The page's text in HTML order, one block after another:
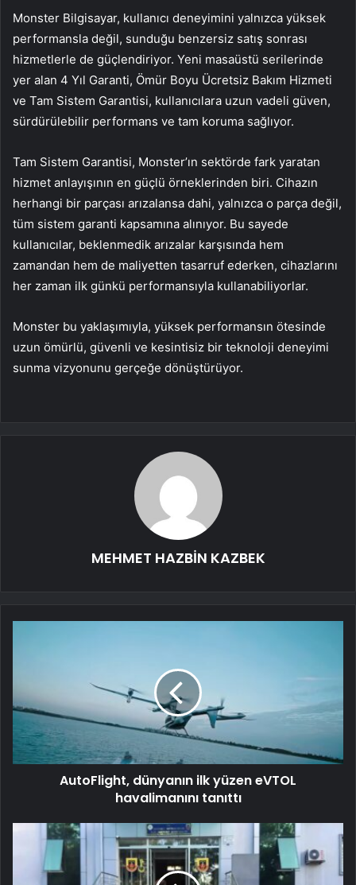
Monster Bilgisayar, kullanıcı deneyimini yalnızca yüksek
performansla değil, sunduğu benzersiz satış sonrası
hizmetlerle de güçlendiriyor. Yeni masaüstü serilerinde
yer alan 4 Yıl Garanti, Ömür Boyu Ücretsiz Bakım Hizmeti
ve Tam Sistem Garantisi, kullanıcılara uzun vadeli güven,
sürdürülebilir performans ve tam koruma sağlıyor.
Tam Sistem Garantisi, Monster’ın sektörde fark yaratan
hizmet anlayışının en güçlü örneklerinden biri. Cihazın
herhangi bir parçası arızalansa dahi, yalnızca o parça değil,
tüm sistem garanti kapsamına alınıyor. Bu sayede
kullanıcılar, beklenmedik arızalar karşısında hem
zamandan hem de maliyetten tasarruf ederken, cihazlarını
her zaman ilk günkü performansıyla kullanabiliyorlar.
Monster bu yaklaşımıyla, yüksek performansın ötesinde
uzun ömürlü, güvenli ve kesintisiz bir teknoloji deneyimi
sunma vizyonunu gerçeğe dönüştürüyor.
MEHMET HAZBİN KAZBEK
AutoFlight, dünyanın ilk yüzen eVTOL
havalimanını tanıttı